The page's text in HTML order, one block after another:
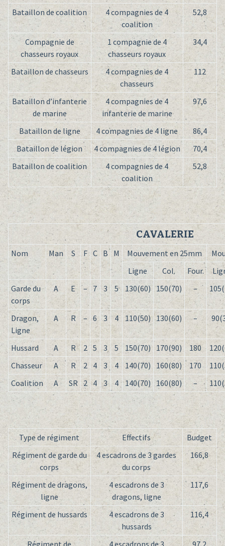
Bataillon de coalition
4 compagnies de 4
coalition
52,8
Compagnie de
chasseurs royaux
1 compagnie de 4
chasseurs royaux
34,4
Bataillon de chasseurs
4 compagnies de 4
chasseurs
112
Bataillon d’infanterie
de marine
4 compagnies de 4
infanterie de marine
97,6
Bataillon de ligne 4 compagnies de 4 ligne
86,4
Bataillon de légion
4 compagnies de 4 légion
70,4
Bataillon de coalition
4 compagnies de 4
coalition
52,8
CAVALERIE
Nom Man S F C B M Mouvement en 25mm
Ligne
Col. Four.
Garde du
corps
A E – 7 3 5 130(60) 150(70) –
Dragon,
Ligne
A R – 6 3 4 110(50) 130(60) –
Hussard A R 2 5 3 5 150(70) 170(90) 180
Chasseur
A R 2 4 3 4 140(70) 160(80) 170
Coalition
A SR 2 4 3 4 140(70) 160(80) –
Type de régiment Effectifs
Budget
Régiment de garde du
corps
4 escadrons de 3 gardes
du corps
166,8
Régiment de dragons,
ligne
4 escadrons de 3
dragons, ligne
117,6
Régiment de hussards
4 escadrons de 3
hussards
116,4
Régiment de
4 escadrons de 3
97,2